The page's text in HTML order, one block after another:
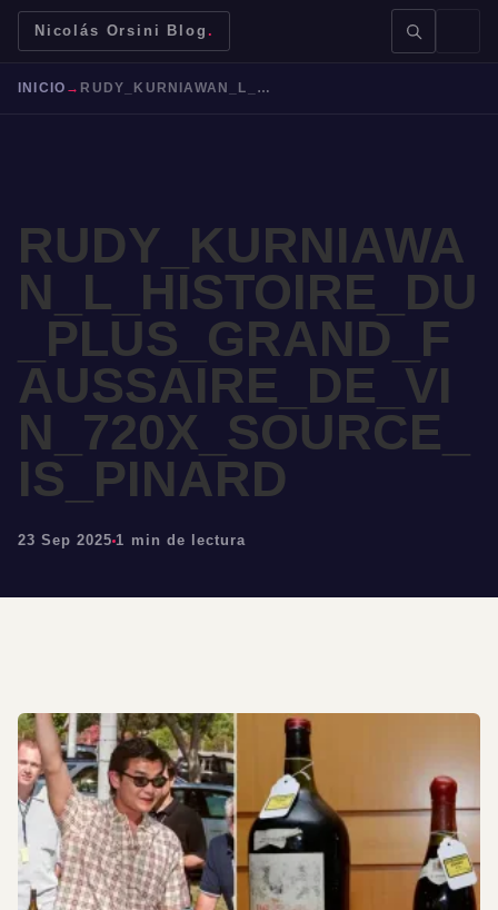
Nicolás Orsini Blog .
BUSCAR →
Mendoza Malbec Bodegas Jujuy
INICIO → RUDY_KURNIAWAN_L_HISTOIRE_DU_PLUS_GRAND_FAUSSAIRE_DE_VIN_720X_SOURCE_IS_PINARD
RUDY_KURNIAWA
N_L_HISTOIRE_DU
_PLUS_GRAND_F
AUSSAIRE_DE_VI
N_720X_SOURCE_
IS_PINARD
23 Sep 2025 1 min de lectura